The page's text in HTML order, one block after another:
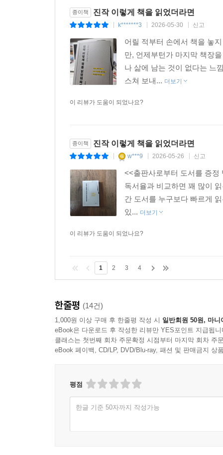
종이책 진작 이렇게 책을 읽었더라면
k*******3 2026-05-30 신고
어릴 적부터 손에서 책을 놓
만, 언제부턴가 마지막 책장
나 삶에 남는 것이 없다는 느
스쳐 보내... 더보기
이 리뷰가 도움이 되었나요?
종이책 진작 이렇게 책을 읽었더라면
w***9 2026-05-26 신고
<<출판사로부터 도서를 증정
독서율과 비교하면 꽤 많이
간 도서를 누구보다 빠르게
있... 더보기
이 리뷰가 도움이 되었나요?
1 2 3 4
한줄평 (14건)
1,000원 이상 구매 후 한줄평 작성 시 일반회원 50원, 마니
eBook은 다운로드 후 작성한 리뷰만 YES포인트 지급됩니
클래스는 첫번째 회차 주문확정 시점부터 마지막 회차 주
eBook 페이백, CD/LP, DVD/Blu-ray, 패션 및 판매금지 상
평점
한글 기준 50자까지 작성가능